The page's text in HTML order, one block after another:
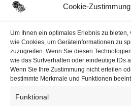
Cookie-
Um Ihnen ein optimales Erlebnis zu
wie Cookies, um Geräteinformationen zu
zuzugreifen. Wenn Sie diesen
wie das Surfverhalten oder eindeutige IDs
Wenn Sie Ihre Zustimmung nicht erteilen
bestimmte Merkmale und Funktionen
Funktional
Datenschutzerklärung
Impressum
Cookie-Richtlinie (EU)